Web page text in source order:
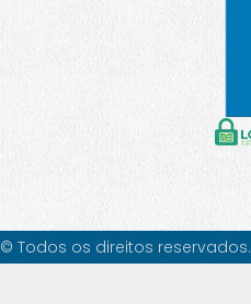
© Todos os direitos reservados.